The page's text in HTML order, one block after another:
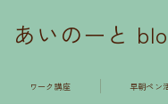
あいのーと
ワーク講座 早朝ペン